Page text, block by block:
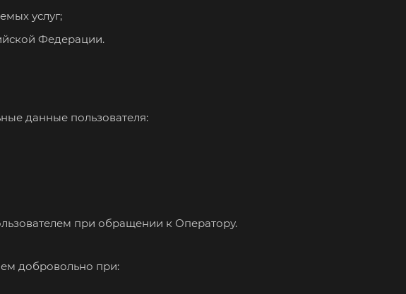
услуг;
Федерации.
данные пользователя:
при обращении к Оператору.
добровольно при: